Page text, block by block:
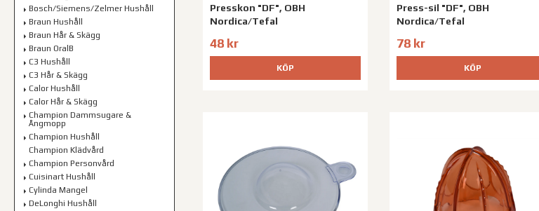
Bosch/Siemens/Zelmer Hushåll
Braun Hushåll
Braun Hår & Skägg
Braun OralB
C3 Hushåll
C3 Hår & Skägg
Calor Hushåll
Calor Hår & Skägg
Champion Dammsugare &
Ångmopp
Champion Hushåll
Champion Klädvård
Champion Personvård
Cuisinart Hushåll
Cylinda Mangel
DeLonghi Hushåll
Presskon "DF", OBH
Nordica/Tefal
48 kr
KÖP
Press-sil "DF", OBH
Nordica/Tefal
78 kr
KÖP